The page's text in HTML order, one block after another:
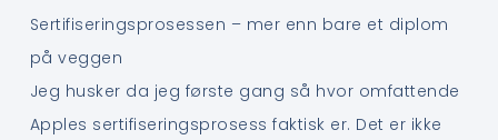
Sertifiseringsprosessen – mer enn bare et diplom
på veggen
Jeg husker da jeg første gang så hvor omfattende
Apples sertifiseringsprosess faktisk er. Det er ikke